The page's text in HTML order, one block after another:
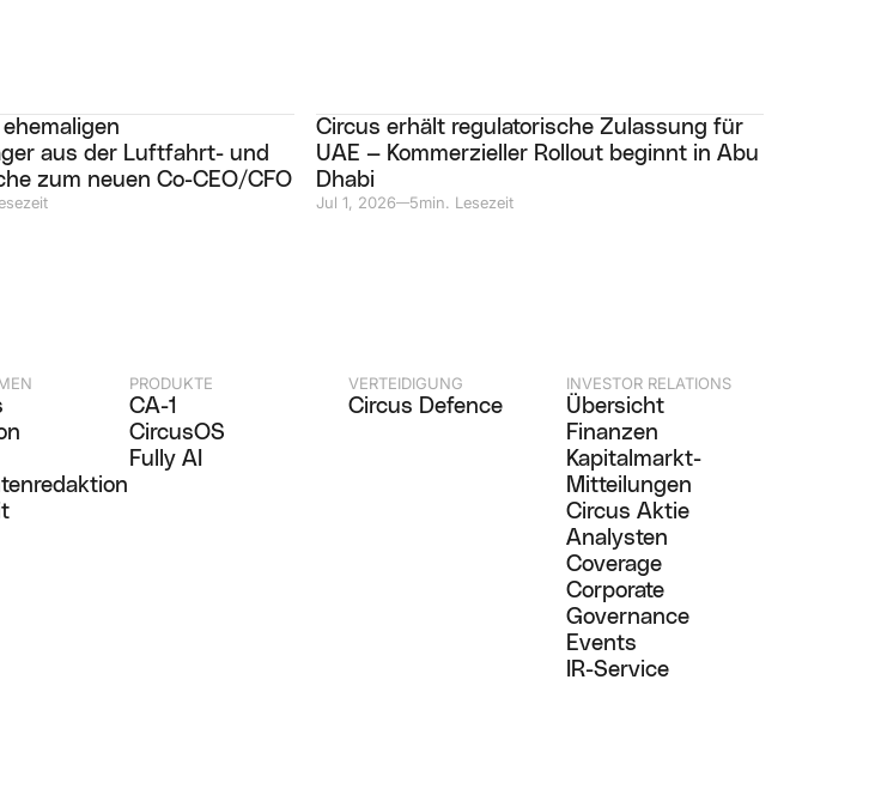
aus der Luftfahrt- und
zum neuen Co-CEO/CFO
Circus erhält regulatorische Zulassung für
UAE — Kommerzieller Rollout beginnt in Abu
Dhabi
Jul 1, 2026—5min. Lesezeit
PRODUKTE
CA-1
CircusOS
Fully AI
VERTEIDIGUNG
Circus Defence
INVESTOR RELATIONS
Übersicht
Finanzen
Kapitalmarkt-
Mitteilungen
Circus Aktie
Analysten
Coverage
Corporate
Governance
Events
IR-Service